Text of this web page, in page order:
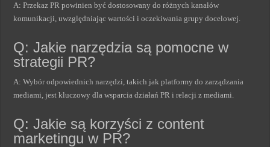
A: Przekaz PR powinien być dostosowany do różnych kanałów
komunikacji, uwzględniając wartości i oczekiwania grupy docelowej.
Q: Jakie narzędzia są pomocne w
strategii PR?
A: Wybór odpowiednich narzędzi, takich jak platformy do zarządzania
mediami, jest kluczowy dla wsparcia działań PR i relacji z mediami.
Q: Jakie są korzyści z content
marketingu w PR?